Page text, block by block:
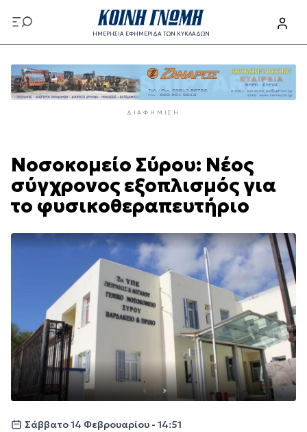
προς
το
περιεχόμενο
ΗΜΕΡΗΣΙΑ ΕΦΗΜΕΡΙΔΑ ΤΩΝ ΚΥΚΛΑΔΩΝ
προς
το
κυρίως
ΔΙΑΦΉΜΙΣΗ
Νοσοκομείο Σύρου: Νέος
σύγχρονος εξοπλισμός για
το φυσικοθεραπευτήριο
Σάββατο 14 Φεβρουαρίου - 14:51